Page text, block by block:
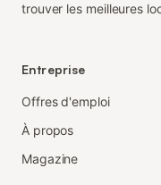
trouver les meilleures
Entreprise
Offres d'emploi
À propos
Magazine